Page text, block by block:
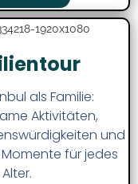
als Familie:
Aktivitäten,
und
für jedes
Alter.